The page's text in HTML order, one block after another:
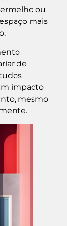
ou
mais
de
impacto
mesmo